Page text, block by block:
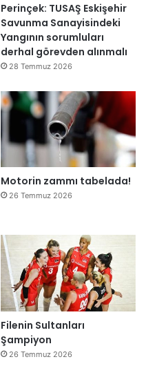
Perinçek: TUSAŞ Eskişehir
Savunma Sanayisindeki
Yangının sorumluları
derhal görevden alınmalı
28 Temmuz 2026
Motorin zammı tabelada!
26 Temmuz 2026
Filenin Sultanları
Şampiyon
26 Temmuz 2026